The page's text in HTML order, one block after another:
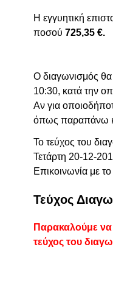
Η εγγυητική
ποσού725,35 €.
Ο διαγωνισμός
10:30, κατά την
Αν για
όπως παραπάνω
Το τεύχος του
Τετάρτη 20-12-
Επικοινωνία με
Τεύχος
Παρακαλούμε
τεύχος του